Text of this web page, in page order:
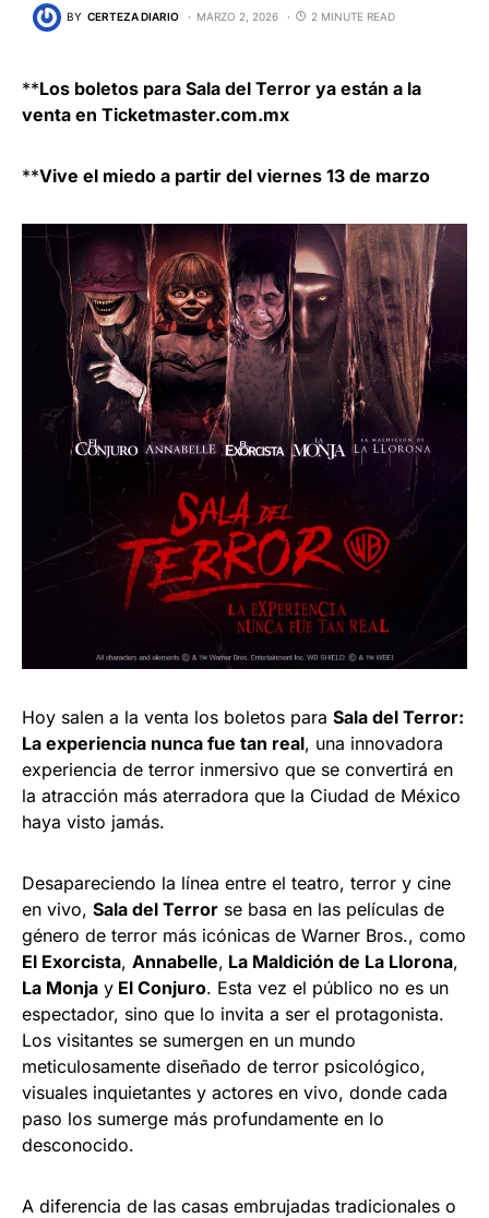
BY CERTEZA DIARIO MARZO 2, 2026 2 MINUTE READ
**Los boletos para Sala del Terror ya están a la
venta en Ticketmaster.com.mx
**Vive el miedo a partir del viernes 13 de marzo
Hoy salen a la venta los boletos para Sala del Terror:
La experiencia nunca fue tan real, una innovadora
experiencia de terror inmersivo que se convertirá en
la atracción más aterradora que la Ciudad de México
haya visto jamás.
Desapareciendo la línea entre el teatro, terror y cine
en vivo, Sala del Terror se basa en las películas de
género de terror más icónicas de Warner Bros., como
El Exorcista, Annabelle, La Maldición de La Llorona,
La Monja y El Conjuro. Esta vez el público no es un
espectador, sino que lo invita a ser el protagonista.
Los visitantes se sumergen en un mundo
meticulosamente diseñado de terror psicológico,
visuales inquietantes y actores en vivo, donde cada
paso los sumerge más profundamente en lo
desconocido.
A diferencia de las casas embrujadas tradicionales o